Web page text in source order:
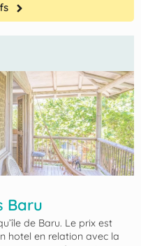
Baru
de Baru. Le prix est
hotel en relation avec la